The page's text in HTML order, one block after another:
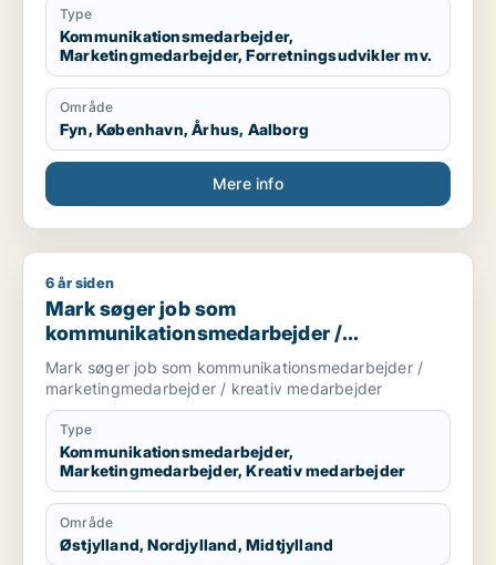
Type
Kommunikationsmedarbejder,
Marketingmedarbejder, Forretningsudvikler mv.
Område
Fyn, København, Århus, Aalborg
Mere info
Mark søger job som kommunikationsmedarbejder /
6 år siden
Mark søger job som
kommunikationsmedarbejder /
marketingmedarbejder / kreativ
medarbejder
Mark søger job som kommunikationsmedarbejder /
marketingmedarbejder / kreativ medarbejder
Type
Kommunikationsmedarbejder,
Marketingmedarbejder, Kreativ medarbejder
Område
Østjylland, Nordjylland, Midtjylland